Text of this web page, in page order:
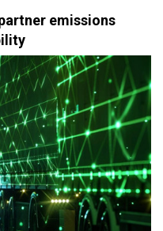
emissions